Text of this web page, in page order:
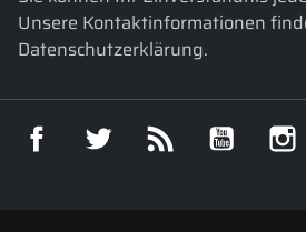
Unsere Kontaktinformationen
Datenschutzerklärung.
Facebook Twitter RSS YouTube